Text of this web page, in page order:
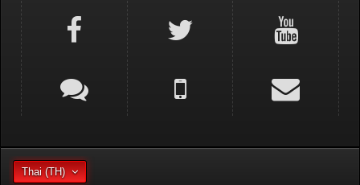
Thai (TH)